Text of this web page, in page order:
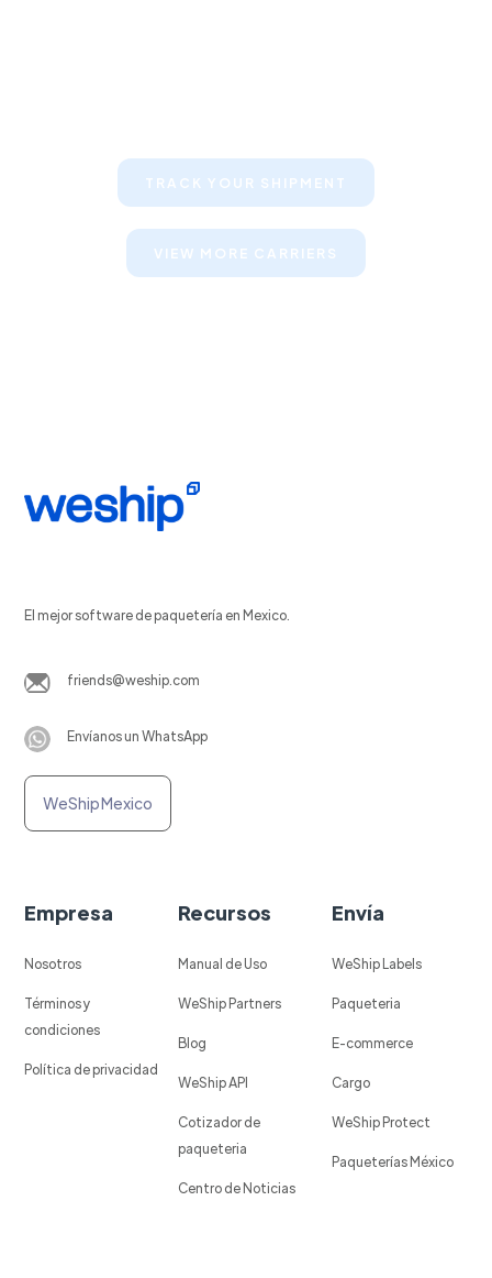
TRACK YOUR SHIPMENT
VIEW MORE CARRIERS
El mejor software de paquetería en Mexico.
friends@weship.com
Envíanos un WhatsApp
WeShip Mexico
Empresa
Nosotros
Términos y
condiciones
Política de privacidad
Recursos
Manual de Uso
WeShip Partners
Blog
WeShip API
Cotizador de
paqueteria
Centro de Noticias
Envía
WeShip Labels
Paqueteria
E-commerce
Cargo
WeShip Protect
Paqueterías México